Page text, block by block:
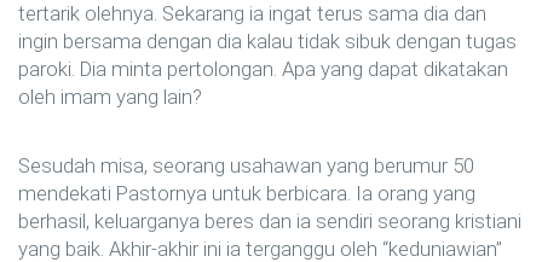
tertarik olehnya. Sekarang ia ingat terus sama dia dan
ingin bersama dengan dia kalau tidak sibuk dengan tugas
paroki. Dia minta pertolongan. Apa yang dapat dikatakan
oleh imam yang lain?
Sesudah misa, seorang usahawan yang berumur 50
mendekati Pastornya untuk berbicara. Ia orang yang
berhasil, keluarganya beres dan ia sendiri seorang kristiani
yang baik. Akhir-akhir ini ia terganggu oleh “keduniawian”